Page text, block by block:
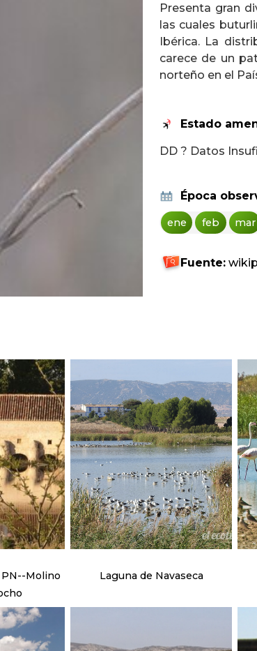
Presenta gran
las cuales
Ibérica. La
carece de un
norteño en el
Estado
DD ? Datos
Época
ene feb mar
Fuente:
Molino
Laguna de Navaseca